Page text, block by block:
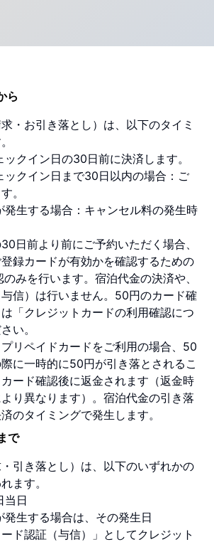
ら
・お引き落とし）は、以下のタイミ
クイン日の30日前に決済します。
ックイン日まで30日以内の場合：ご
。
発生する場合：キャンセル料の発生時
日前より前にご予約いただく場合、
録カードが有効かを確認するための
みを行います。宿泊代金の決済や、
信）は行いません。50円のカード確
「クレジットカードの利用確認につ
い。
リペイドカードをご利用の場合、50
に一時的に50円が引き落とされるこ
ード確認後に返金されます（返金時
り異なります）。宿泊代金の引き落
のタイミングで発生します。
で
引き落とし）は、以下のいずれかの
ます。
当日
発生する場合は、その発生日
ド認証（与信）」としてクレジット